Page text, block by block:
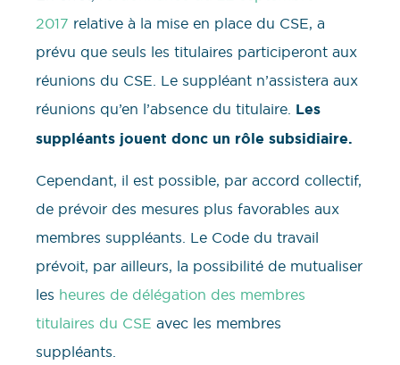
2017 relative à la mise en place du CSE, a
prévu que seuls les titulaires participeront aux
réunions du CSE. Le suppléant n’assistera aux
réunions qu’en l’absence du titulaire. Les
suppléants jouent donc un rôle subsidiaire.
Cependant, il est possible, par accord collectif,
de prévoir des mesures plus favorables aux
membres suppléants. Le Code du travail
prévoit, par ailleurs, la possibilité de mutualiser
les heures de délégation des membres
titulaires du CSE avec les membres
suppléants.